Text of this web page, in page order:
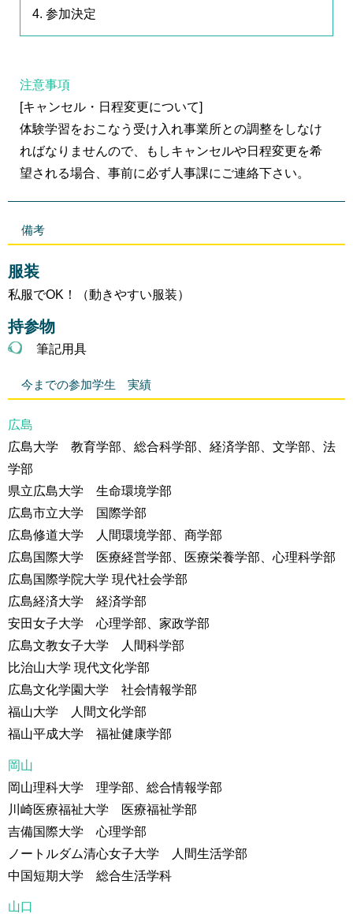
4. 参加決定
注意事項
[キャンセル・日程変更について]
体験学習をおこなう受け入れ事業所との調整をしなけ
ればなりませんので、もしキャンセルや日程変更を希
望される場合、事前に必ず人事課にご連絡下さい。
備考
服装
私服でOK！（動きやすい服装）
持参物
筆記用具
今までの参加学生 実績
広島
広島大学 教育学部、総合科学部、経済学部、文学部、法
学部
県立広島大学 生命環境学部
広島市立大学 国際学部
広島修道大学 人間環境学部、商学部
広島国際大学 医療経営学部、医療栄養学部、心理科学部
広島国際学院大学 現代社会学部
広島経済大学 経済学部
安田女子大学 心理学部、家政学部
広島文教女子大学 人間科学部
比治山大学 現代文化学部
広島文化学園大学 社会情報学部
福山大学 人間文化学部
福山平成大学 福祉健康学部
岡山
岡山理科大学 理学部、総合情報学部
川崎医療福祉大学 医療福祉学部
吉備国際大学 心理学部
ノートルダム清心女子大学 人間生活学部
中国短期大学 総合生活学科
山口